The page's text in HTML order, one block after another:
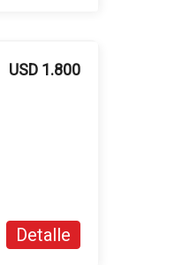
USD 1.800
Detalle